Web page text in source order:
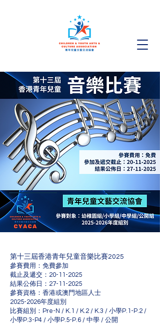
第十三屆香港青年兒童音樂比賽2025
參賽費用：免費參加
​截止及遞交：20-11-2025
結果公佈日：27-11-2025
參賽資格：香港或澳門地區人士
2025-2026年度組別
比賽組別：Pre-N / K.1 / K.2 / K.3 / 小學P.1-P.2 /
小學P.3-P4 / 小學P.5-P.6 / 中學 / 公開